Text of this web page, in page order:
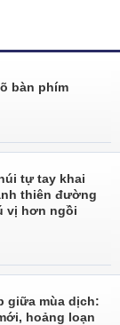
bàn phím
tự tay khai
thiên đường
vị hơn ngồi
giữa mùa dịch:
hoảng loạn